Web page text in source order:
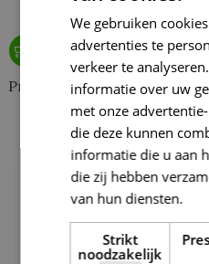
Prym Aannaai drukknopen
21mm zwart
€ 4,50
We gebruiken
advertenties te
verkeer te
informatie over uw
met onze
die deze kunnen
informatie die u aan
die zij hebben
van hun diensten.
Strikt
noodzakelijk